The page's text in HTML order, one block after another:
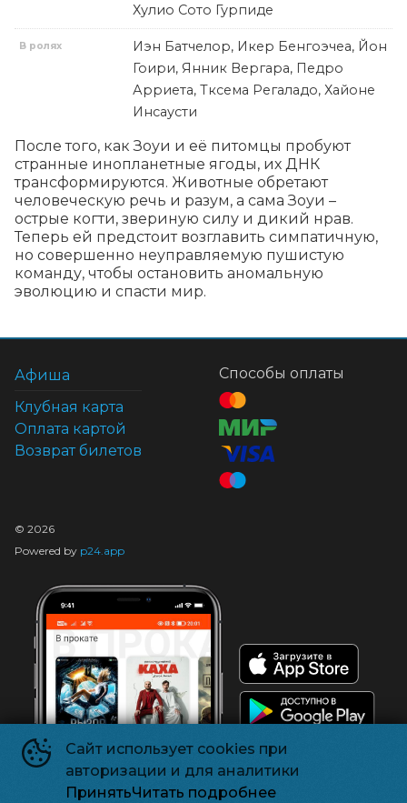
Хулио Сото Гурпиде
В ролях
Иэн Батчелор, Икер Бенгоэчеа, Йон
Гоири, Янник Вергара, Педро
Арриета, Тксема Регаладо, Хайоне
Инсаусти
После того, как Зоуи и её питомцы пробуют
странные инопланетные ягоды, их ДНК
трансформируются. Животные обретают
человеческую речь и разум, а сама Зоуи –
острые когти, звериную силу и дикий нрав.
Теперь ей предстоит возглавить симпатичную,
но совершенно неуправляемую пушистую
команду, чтобы остановить аномальную
эволюцию и спасти мир.
Сайт использует cookies при
авторизации и для аналитики
ПринятьЧитать подробнее
Афиша
Клубная карта
Оплата картой
Возврат билетов
Способы оплаты
© 2026
Powered by p24.app